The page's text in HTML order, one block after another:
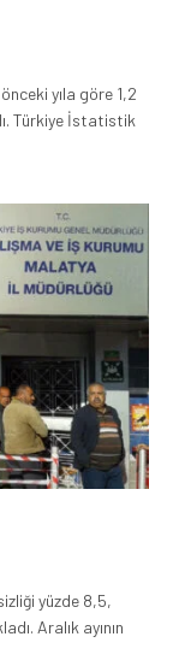
yıla göre 1,2
Türkiye İstatistik
yüzde 8,5,
Aralık ayının